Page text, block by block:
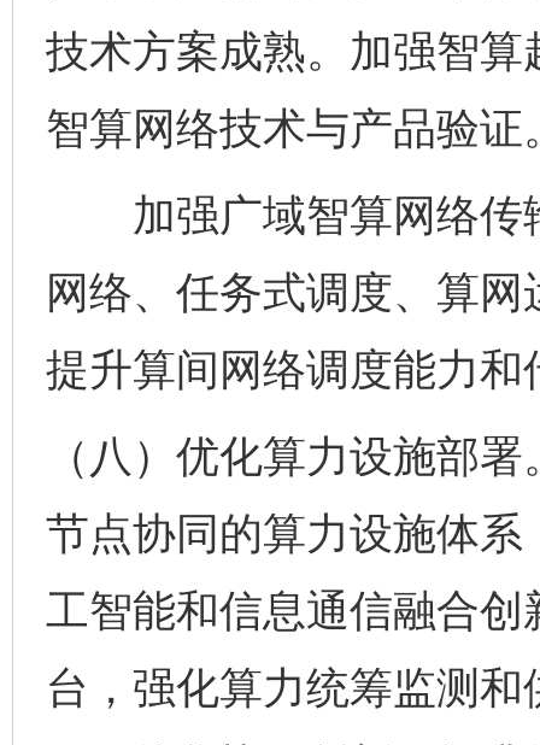
技术方案成熟。加强智
智算网络技术与产品验证
加强广域智算网络传
网络、任务式调度、算
提升算间网络调度能力
（八）优化算力设施部
节点协同的算力设施体
工智能和信息通信融合
台，强化算力统筹监测